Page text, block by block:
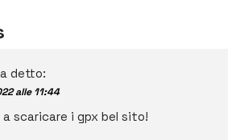
detto:
alle 11:44
scaricare i gpx bel sito!